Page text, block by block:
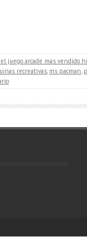
juego arcade mas vendido
recreativas, ms pacman,